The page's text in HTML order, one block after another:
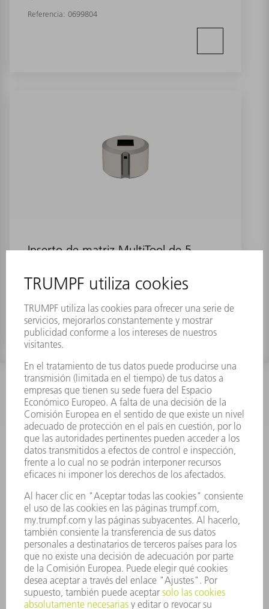
Referencia: 0699804
Inserto de matriz MultiTool de 5
Referencia: 0699814
INFORMACIÓN
Preguntas más frecuentes
Condiciones generales de venta
CONTACTO
Departamento de Repuestos
+34 91 657 36 70
Viernes de 8h – 17h
repuestos@es.trumpf.com
CONTACTO
Departamento de Utillaje
+34 91 657 36 69
Lunes a Jueves de 8h – 18h
Viernes de 8h – 17h
utillaje@trumpf.com